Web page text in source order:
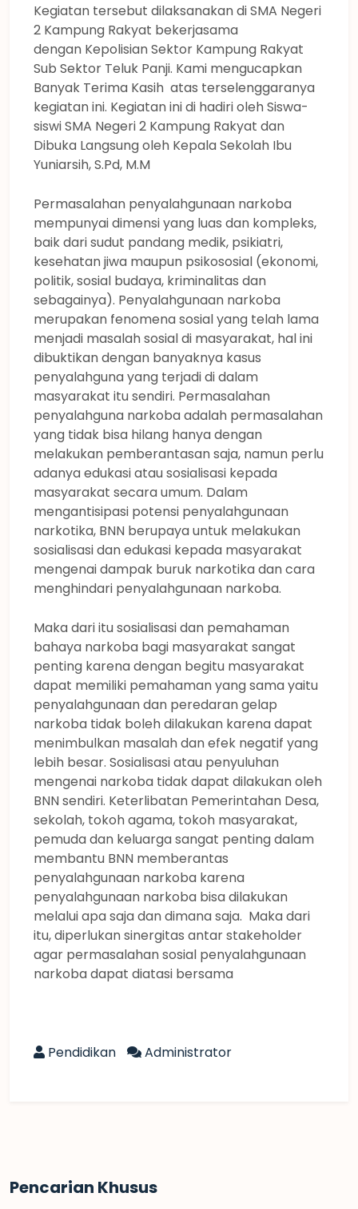
Kegiatan tersebut dilaksanakan di SMA Negeri
2 Kampung Rakyat bekerjasama
dengan Kepolisian Sektor Kampung Rakyat
Sub Sektor Teluk Panji. Kami mengucapkan
Banyak Terima Kasih atas terselenggaranya
kegiatan ini. Kegiatan ini di hadiri oleh Siswa-
siswi SMA Negeri 2 Kampung Rakyat dan
Dibuka Langsung oleh Kepala Sekolah Ibu
Yuniarsih, S.Pd, M.M
Permasalahan penyalahgunaan narkoba
mempunyai dimensi yang luas dan kompleks,
baik dari sudut pandang medik, psikiatri,
kesehatan jiwa maupun psikososial (ekonomi,
politik, sosial budaya, kriminalitas dan
sebagainya). Penyalahgunaan narkoba
merupakan fenomena sosial yang telah lama
menjadi masalah sosial di masyarakat, hal ini
dibuktikan dengan banyaknya kasus
penyalahguna yang terjadi di dalam
masyarakat itu sendiri. Permasalahan
penyalahguna narkoba adalah permasalahan
yang tidak bisa hilang hanya dengan
melakukan pemberantasan saja, namun perlu
adanya edukasi atau sosialisasi kepada
masyarakat secara umum. Dalam
mengantisipasi potensi penyalahgunaan
narkotika, BNN berupaya untuk melakukan
sosialisasi dan edukasi kepada masyarakat
mengenai dampak buruk narkotika dan cara
menghindari penyalahgunaan narkoba.
Maka dari itu sosialisasi dan pemahaman
bahaya narkoba bagi masyarakat sangat
penting karena dengan begitu masyarakat
dapat memiliki pemahaman yang sama yaitu
penyalahgunaan dan peredaran gelap
narkoba tidak boleh dilakukan karena dapat
menimbulkan masalah dan efek negatif yang
lebih besar. Sosialisasi atau penyuluhan
mengenai narkoba tidak dapat dilakukan oleh
BNN sendiri. Keterlibatan Pemerintahan Desa,
sekolah, tokoh agama, tokoh masyarakat,
pemuda dan keluarga sangat penting dalam
membantu BNN memberantas
penyalahgunaan narkoba karena
penyalahgunaan narkoba bisa dilakukan
melalui apa saja dan dimana saja. Maka dari
itu, diperlukan sinergitas antar stakeholder
agar permasalahan sosial penyalahgunaan
narkoba dapat diatasi bersama
Pendidikan Administrator
Pencarian Khusus